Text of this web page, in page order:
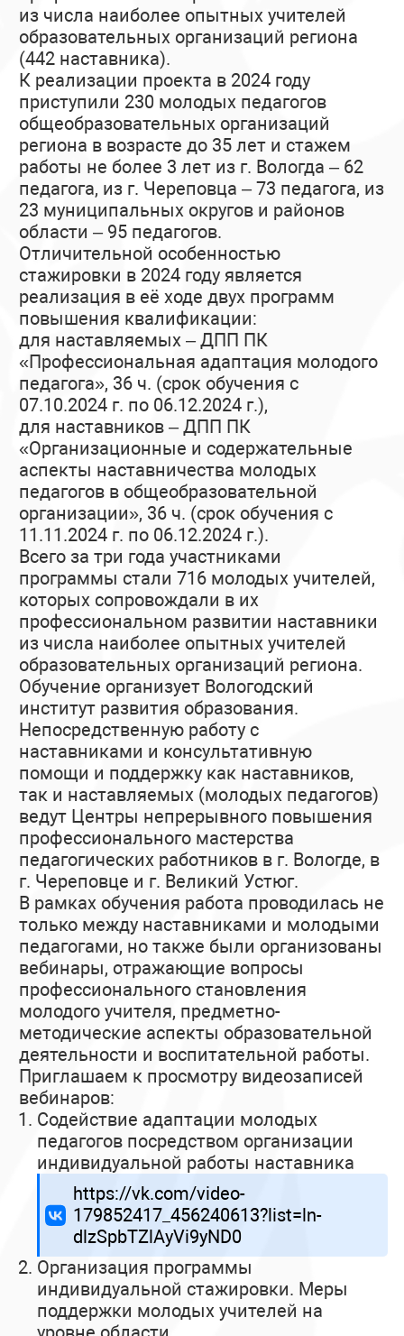
из числа наиболее опытных учителей
образовательных организаций региона
(442 наставника).
К реализации проекта в 2024 году
приступили 230 молодых педагогов
общеобразовательных организаций
региона в возрасте до 35 лет и стажем
работы не более 3 лет из г. Вологда – 62
педагога, из г. Череповца – 73 педагога, из
23 муниципальных округов и районов
области – 95 педагогов.
Отличительной особенностью
стажировки в 2024 году является
реализация в её ходе двух программ
повышения квалификации:
для наставляемых – ДПП ПК
«Профессиональная адаптация молодого
педагога», 36 ч. (срок обучения с
07.10.2024 г. по 06.12.2024 г.),
для наставников – ДПП ПК
«Организационные и содержательные
аспекты наставничества молодых
педагогов в общеобразовательной
организации», 36 ч. (срок обучения с
11.11.2024 г. по 06.12.2024 г.).
Всего за три года участниками
программы стали 716 молодых учителей,
которых сопровождали в их
профессиональном развитии наставники
из числа наиболее опытных учителей
образовательных организаций региона.
Обучение организует Вологодский
институт развития образования.
Непосредственную работу с
наставниками и консультативную
помощи и поддержку как наставников,
так и наставляемых (молодых педагогов)
ведут Центры непрерывного повышения
профессионального мастерства
педагогических работников в г. Вологде, в
г. Череповце и г. Великий Устюг.
В рамках обучения работа проводилась не
только между наставниками и молодыми
педагогами, но также были организованы
вебинары, отражающие вопросы
профессионального становления
молодого учителя, предметно-
методические аспекты образовательной
деятельности и воспитательной работы.
Приглашаем к просмотру видеозаписей
вебинаров:
Содействие адаптации молодых
педагогов посредством организации
индивидуальной работы наставника
https://vk.com/video-
179852417_456240613?list=ln-
dlzSpbTZlAyVi9yND0
Организация программы
индивидуальной стажировки. Меры
поддержки молодых учителей на